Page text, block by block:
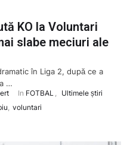
KO la Voluntari
slabe meciuri ale
în Liga 2, după ce a
…
In FOTBAL , Ultimele știri
, voluntari